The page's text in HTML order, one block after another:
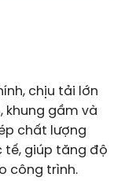
chịu tải lớn
khung gầm và
chất lượng
tế, giúp tăng độ
công trình.